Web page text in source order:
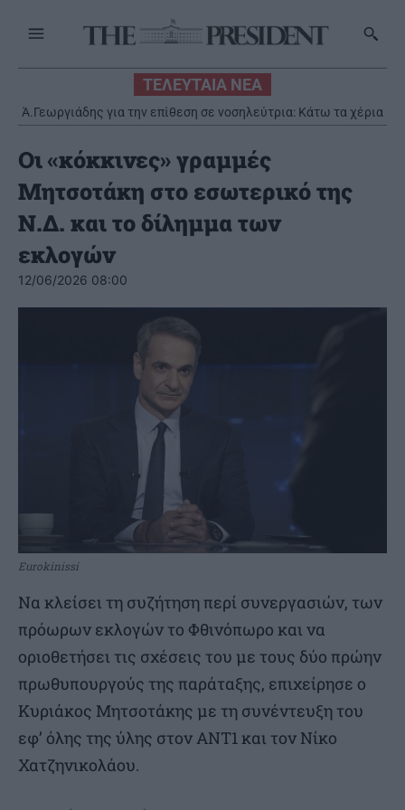
ΤΕΛΕΥΤΑΙΑ ΝΕΑ
Ά.Γεωργιάδης για την επίθεση σε νοσηλεύτρια: Κάτω τα χέρια
από το προσωπικό του ΕΣΥ
Οι «κόκκινες» γραμμές
Μητσοτάκη στο εσωτερικό της
Ν.Δ. και το δίλημμα των
εκλογών
12/06/2026 08:00
Eurokinissi
Να κλείσει τη συζήτηση περί συνεργασιών, των
πρόωρων εκλογών το Φθινόπωρο και να
οριοθετήσει τις σχέσεις του με τους δύο πρώην
πρωθυπουργούς της παράταξης, επιχείρησε ο
Κυριάκος Μητσοτάκης με τη συνέντευξη του
εφ’ όλης της ύλης στον ΑΝΤ1 και τον Νίκο
Χατζηνικολάου.